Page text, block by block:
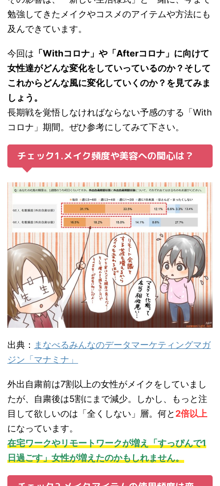
勉強してきたメイクやコスメのアイテムや方法にも
及んできています。
今回は 「Withコロナ」や「Afterコロナ」に向けて
女性達がどんな変化をしていっているのか？そして
これからどんな風に変化していくのか？を見てみま
しょう。
長期戦を覚悟しなければならない予感のする「With
コロナ」期間。ぜひ参考にしてみて下さい。
チェック1.メイク頻度や美容への関心は？
出典： まなべるみんなのデータマーケティングマガ
ジン「マナミナ」
外出自粛前は7割以上の女性がメイクをしていまし
たが、自粛後は5割にまで減少。しかし、もっと注
目して欲しいのは「全くしない」層。何と 2倍以上
になっています。
在宅ワークやリモートワークが増え「すっぴんで1
日過ごす」女性が増えたのかもしれません。